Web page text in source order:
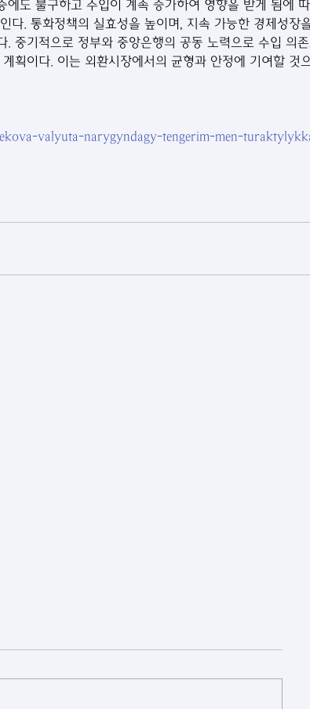
에도 불구하고 수입이 계속 증가하여 영향을 받게 됨에
다. 통화정책의 실효성을 높이며, 지속 가능한 경제성장
중기적으로 정부와 중앙은행의 공동 노력으로 수입 의
획이다. 이는 외환시장에서의 균형과 안정에 기여할 것
valyuta-narygyndagy-tengerim-men-